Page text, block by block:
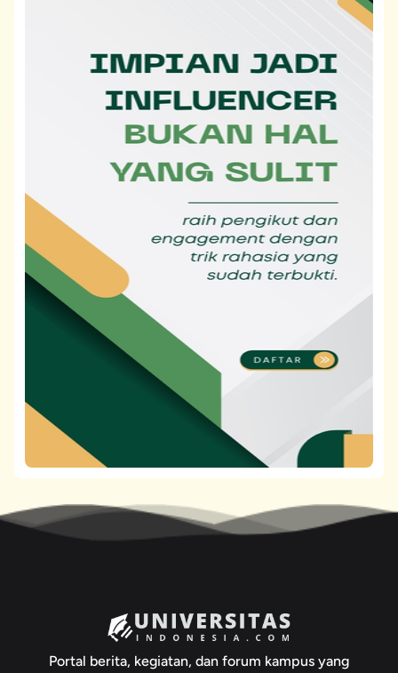
Portal berita, kegiatan, dan forum kampus yang